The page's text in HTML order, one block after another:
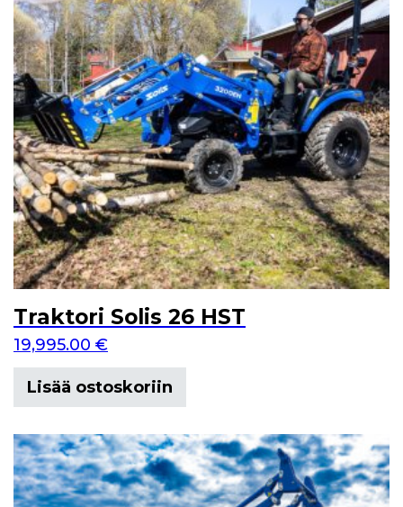
Traktori Solis 26 HST
19,995.00 €
Lisää ostoskoriin